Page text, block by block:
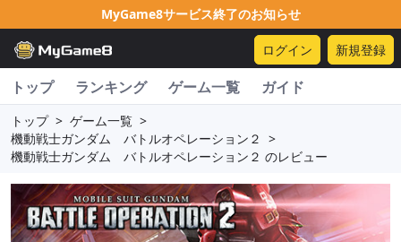
MyGame8サービス終了のお知らせ
ログイン 新規登録
トップ ランキング ゲーム一覧 ガイド
トップ > ゲーム一覧 >
機動戦士ガンダム バトルオペレーション２ >
機動戦士ガンダム バトルオペレーション２ のレビュー